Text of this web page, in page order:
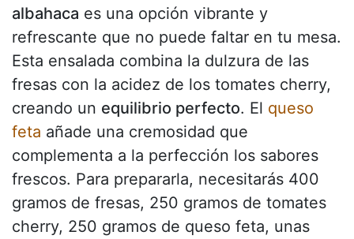
albahaca es una opción vibrante y
refrescante que no puede faltar en tu mesa.
Esta ensalada combina la dulzura de las
fresas con la acidez de los tomates cherry,
creando un equilibrio perfecto. El queso
feta añade una cremosidad que
complementa a la perfección los sabores
frescos. Para prepararla, necesitarás 400
gramos de fresas, 250 gramos de tomates
cherry, 250 gramos de queso feta, unas